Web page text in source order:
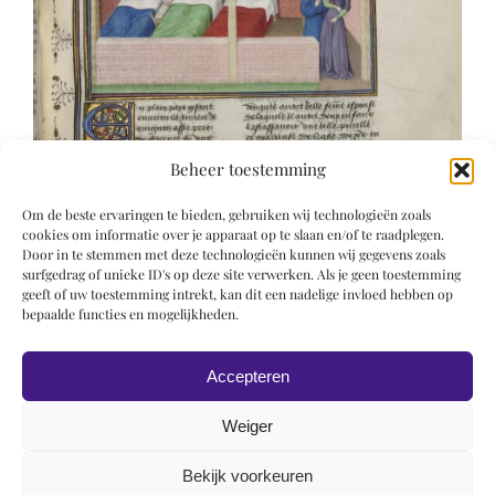
Beheer toestemming
Om de beste ervaringen te bieden, gebruiken wij technologieën zoals
cookies om informatie over je apparaat op te slaan en/of te raadplegen.
Door in te stemmen met deze technologieën kunnen wij gegevens zoals
surfgedrag of unieke ID's op deze site verwerken. Als je geen toestemming
geeft of uw toestemming intrekt, kan dit een nadelige invloed hebben op
bepaalde functies en mogelijkheden.
Accepteren
Weiger
Bekijk voorkeuren